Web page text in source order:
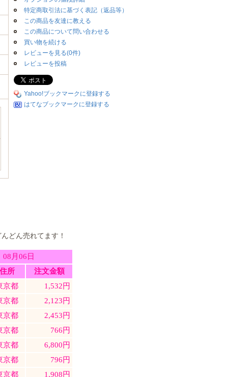
特定商取引法に基づく表記（返品等）
この商品を友達に教える
この商品について問い合わせる
買い物を続ける
レビューを見る(0件)
レビューを投稿
Yahoo!ブックマークに登録する
はてなブックマークに登録する
どん売れてます！